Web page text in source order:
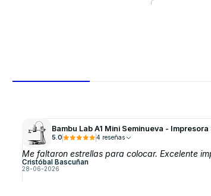
Bambu Lab A1 Mini Seminueva -
5.0 4 reseñas
Me faltaron estrellas para colocar. Excelente
Cristóbal Bascuñan
28-06-2026